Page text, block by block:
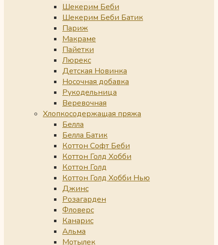
Шекерим Беби
Шекерим Беби Батик
Париж
Макраме
Пайетки
Люрекс
Детская Новинка
Носочная добавка
Рукодельница
Веревочная
Хлопкосодержащая пряжа
Белла
Белла Батик
Коттон Софт Беби
Коттон Голд Хобби
Коттон Голд
Коттон Голд Хобби Нью
Джинс
Розагарден
Фловерс
Канарис
Альма
Мотылек